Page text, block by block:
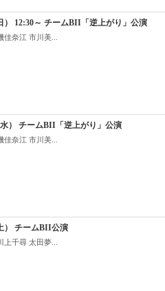
） 12:30～ チームBII「逆上がり」公演
奈江 市川美...
水） チームBII「逆上がり」公演
奈江 市川美...
） チームBII公演
千尋 太田夢...